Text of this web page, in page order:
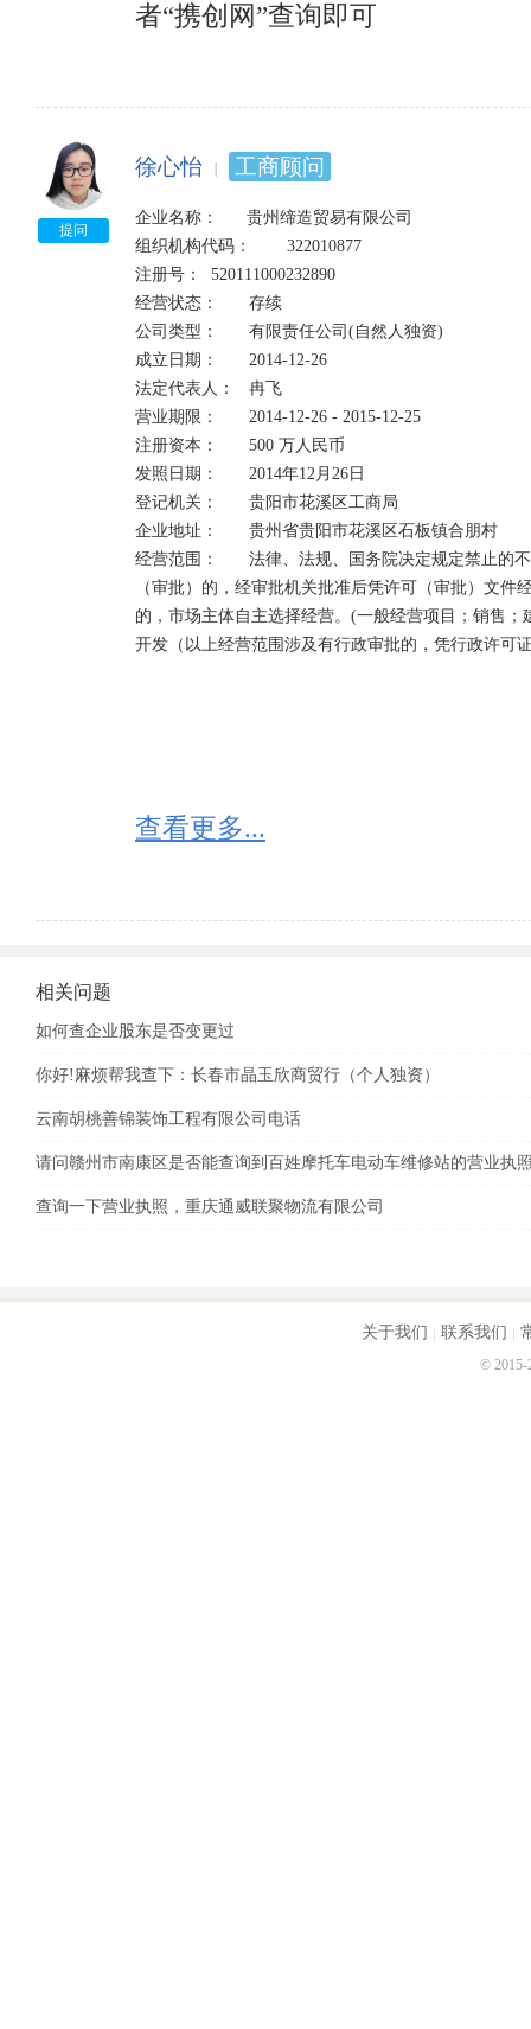
者“携创网”查询即可
提问
徐心怡 工商顾问
企业名称：      贵州缔造贸易有限公司
组织机构代码：	322010877
注册号：	520111000232890
经营状态：	存续
公司类型：	有限责任公司(自然人独资)
成立日期：	2014-12-26
法定代表人：	冉飞
营业期限：	2014-12-26 - 2015-12-25
注册资本：	500 万人民币
发照日期：	2014年12月26日
登记机关：	贵阳市花溪区工商局
企业地址：	贵州省贵阳市花溪区石板镇合朋村
经营范围：	法律、法规、国务院决定规定禁止的不得经营；法律、法规、国务院决定规定应当许可
（审批）的，经审批机关批准后凭许可（审批）文
的，市场主体自主选择经营。(一般经营项目；销售
开发（以上经营范围涉及有行政审批的，凭行政许可
查看更多...
相关问题
如何查企业股东是否变更过
你好!麻烦帮我查下：长春市晶玉欣商贸行（个人独资）
云南胡桃善锦装饰工程有限公司电话
请问赣州市南康区是否能查询到百姓摩托车电动车维修站的营业执
查询一下营业执照，重庆通威联聚物流有限公司
关于我们 联系我们
© 2015-